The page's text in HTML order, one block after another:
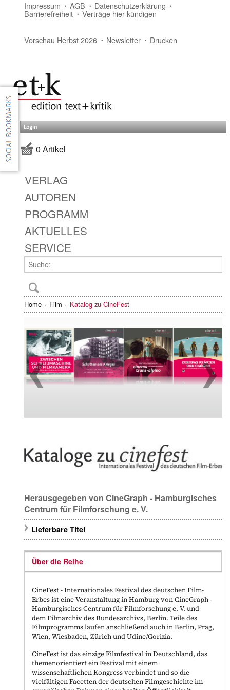
Impressum AGB Datenschutzerklärung
Barrierefreiheit Verträge hier kündigen
Vorschau Herbst 2026 Newsletter Drucken
Login
0 Artikel
VERLAG
AUTOREN
PROGRAMM
AKTUELLES
SERVICE
Home Film Katalog zu CineFest
Herausgegeben von CineGraph - Hamburgisches
Centrum für Filmforschung e. V.
Lieferbare Titel
Über die Reihe
CineFest - Internationales Festival des deutschen Film-
Erbesist eine Veranstaltung in Hamburg vonCineGraph -
Hamburgisches Centrum für Filmforschung e. V. und
demFilmarchiv des Bundesarchivs, Berlin. Teile des
Filmprogramms laufen anschließend auch in Berlin, Prag,
Wien, Wiesbaden, Zürich und Udine/Gorizia.
CineFest ist das einzige Filmfestival in Deutschland, das
themenorientiert ein Festival mit einem
wissenschaftlichen Kongress verbindet und so die
vielfältigen Facetten der deutschen Filmgeschichte im